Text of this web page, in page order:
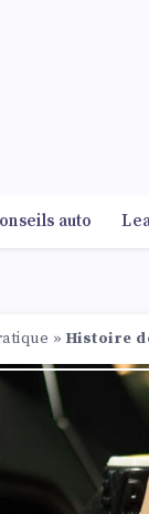
auto
» Histoire